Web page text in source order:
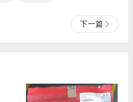
下一篇